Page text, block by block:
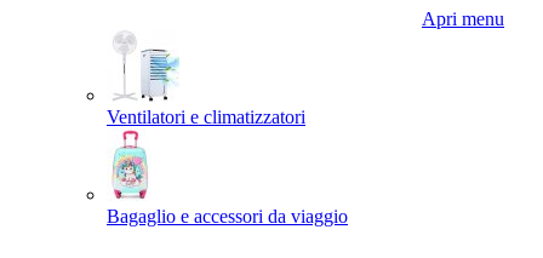
Apri menu
Ventilatori e climatizzatori
Bagaglio e accessori da viaggio